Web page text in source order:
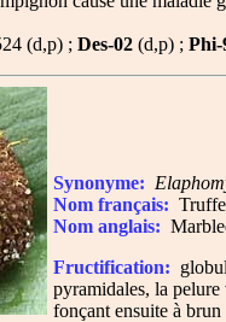
(d,p) ; Des-02 (d,p) ; Phi-
Synonyme:
Nom français:
Nom anglais:
Fructification:
pyramidales, la
fonçant ensuite à